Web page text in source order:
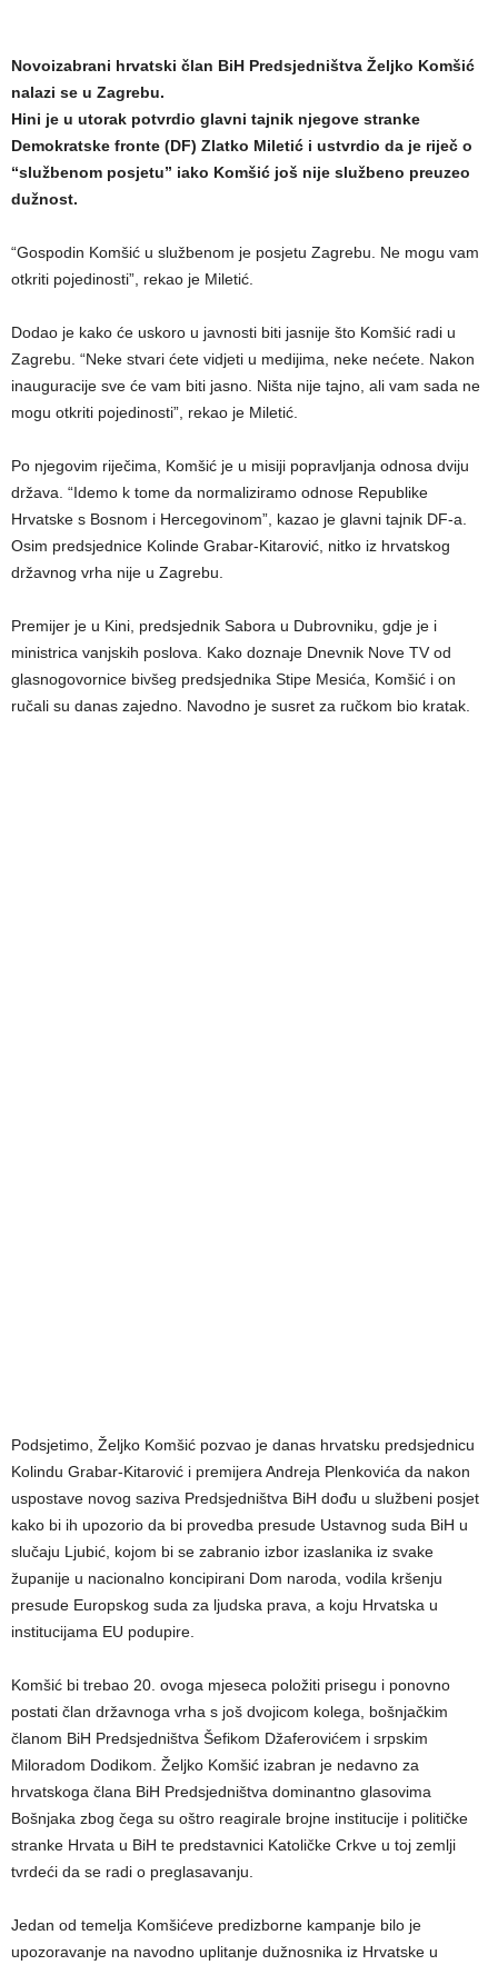
Novoizabrani hrvatski član BiH Predsjedništva Željko Komšić
nalazi se u Zagrebu.
Hini je u utorak potvrdio glavni tajnik njegove stranke
Demokratske fronte (DF) Zlatko Miletić i ustvrdio da je riječ o
“službenom posjetu” iako Komšić još nije službeno preuzeo
dužnost.
“Gospodin Komšić u službenom je posjetu Zagrebu. Ne mogu vam
otkriti pojedinosti”, rekao je Miletić.
Dodao je kako će uskoro u javnosti biti jasnije što Komšić radi u
Zagrebu. “Neke stvari ćete vidjeti u medijima, neke nećete. Nakon
inauguracije sve će vam biti jasno. Ništa nije tajno, ali vam sada ne
mogu otkriti pojedinosti”, rekao je Miletić.
Po njegovim riječima, Komšić je u misiji popravljanja odnosa dviju
država. “Idemo k tome da normaliziramo odnose Republike
Hrvatske s Bosnom i Hercegovinom”, kazao je glavni tajnik DF-a.
Osim predsjednice Kolinde Grabar-Kitarović, nitko iz hrvatskog
državnog vrha nije u Zagrebu.
Premijer je u Kini, predsjednik Sabora u Dubrovniku, gdje je i
ministrica vanjskih poslova. Kako doznaje Dnevnik Nove TV od
glasnogovornice bivšeg predsjednika Stipe Mesića, Komšić i on
ručali su danas zajedno. Navodno je susret za ručkom bio kratak.
Podsjetimo, Željko Komšić pozvao je danas hrvatsku predsjednicu
Kolindu Grabar-Kitarović i premijera Andreja Plenkovića da nakon
uspostave novog saziva Predsjedništva BiH dođu u službeni posjet
kako bi ih upozorio da bi provedba presude Ustavnog suda BiH u
slučaju Ljubić, kojom bi se zabranio izbor izaslanika iz svake
županije u nacionalno koncipirani Dom naroda, vodila kršenju
presude Europskog suda za ljudska prava, a koju Hrvatska u
institucijama EU podupire.
Komšić bi trebao 20. ovoga mjeseca položiti prisegu i ponovno
postati član državnoga vrha s još dvojicom kolega, bošnjačkim
članom BiH Predsjedništva Šefikom Džaferovićem i srpskim
Miloradom Dodikom. Željko Komšić izabran je nedavno za
hrvatskoga člana BiH Predsjedništva dominantno glasovima
Bošnjaka zbog čega su oštro reagirale brojne institucije i političke
stranke Hrvata u BiH te predstavnici Katoličke Crkve u toj zemlji
tvrdeći da se radi o preglasavanju.
Jedan od temelja Komšićeve predizborne kampanje bilo je
upozoravanje na navodno uplitanje dužnosnika iz Hrvatske u